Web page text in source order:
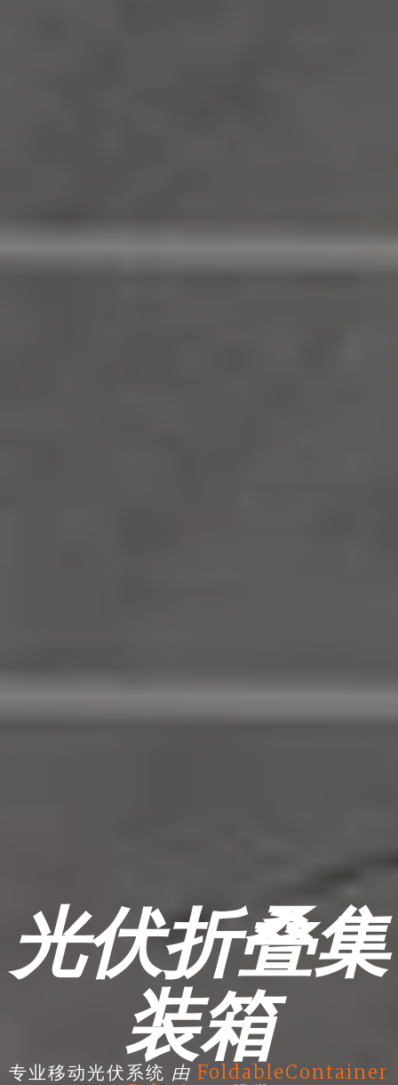
光伏折叠集
装箱
专业移动光伏系统 由 FoldableContainer